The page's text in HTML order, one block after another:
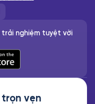
trải nghiệm tuyệt vời
trọn vẹn